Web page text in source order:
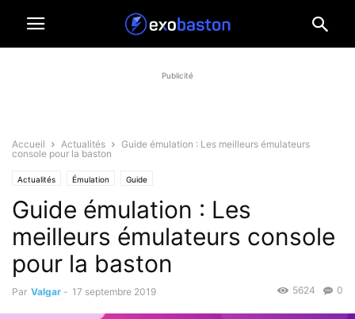
Publicité
Accueil Actualités
Guide émulation : Les meilleurs émulateurs
console pour la baston
Actualités Émulation Guide
Guide émulation : Les
meilleurs émulateurs console
pour la baston
Par Valgar - 17 septembre 2019 0
5624